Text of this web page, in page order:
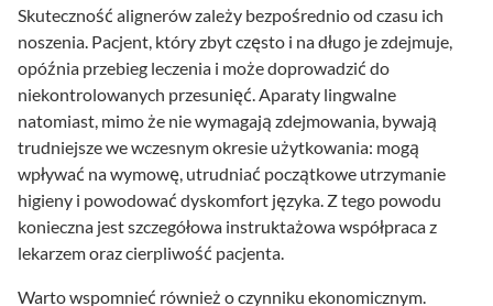
Skuteczność alignerów zależy bezpośrednio od czasu ich
noszenia. Pacjent, który zbyt często i na długo je zdejmuje,
opóźnia przebieg leczenia i może doprowadzić do
niekontrolowanych przesunięć. Aparaty lingwalne
natomiast, mimo że nie wymagają zdejmowania, bywają
trudniejsze we wczesnym okresie użytkowania: mogą
wpływać na wymowę, utrudniać początkowe utrzymanie
higieny i powodować dyskomfort języka. Z tego powodu
konieczna jest szczegółowa instruktażowa współpraca z
lekarzem oraz cierpliwość pacjenta.
Warto wspomnieć również o czynniku ekonomicznym.